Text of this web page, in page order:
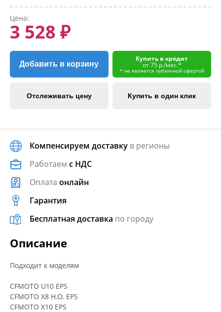
Цена:
3 528 ₽
Добавить в корзину
Купить в кредит
от 75 р./мес.*
* не является публичной офертой
Отслеживать цену Купить в один клик
Компенсируем доставку в регионы
Работаем с НДС
Оплата онлайн
Гарантия
Бесплатная доставка по городу
Описание
Подходит к моделям
CFMOTO U10 EPS
CFMOTO X8 H.O. EPS
CFMOTO X10 EPS